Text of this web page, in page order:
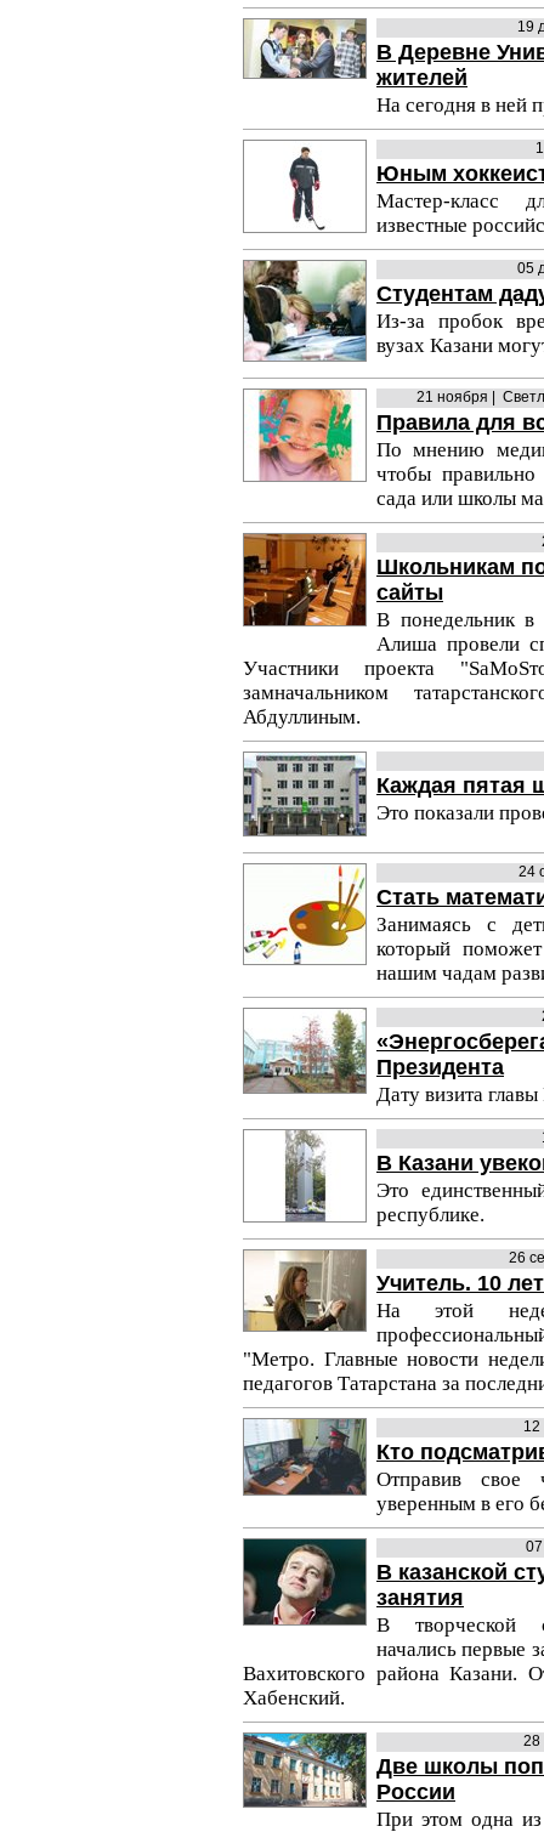
19
В Деревне
жителей
На сегодня в ней
Юным
Мастер-класс
известные
05
Студентам
Из-за пробок
вузах Казани
21 ноября |
Правила для
По мнению
чтобы правильно
сада или школы
Школьникам
сайты
В понедельник в
Алиша провели
Участники проекта
замначальником
Абдуллиным.
Каждая пятая
Это показали
24
Стать
Занимаясь с
который
нашим чадам
Президента
Дату визита
В Казани
Это
республике.
26
Учитель. 10
На этой
"Метро. Главные новости
педагогов Татарстана за
Кто
Отправив
уверенным в его
В казанской
занятия
В творческой
начались первые
Вахитовского района Казани.
Хабенский.
28
Две школы
России
При этом одна